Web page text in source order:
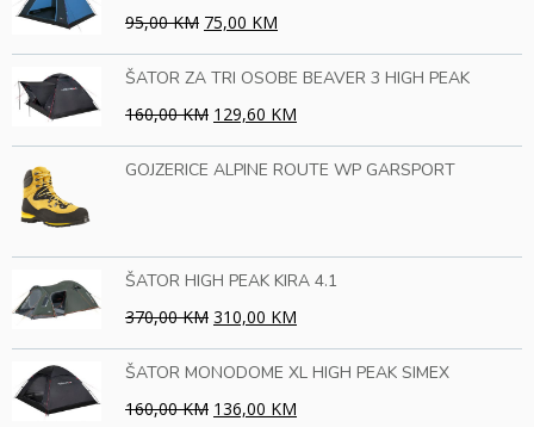
95,00 KM 75,00 KM
ŠATOR ZA TRI OSOBE BEAVER 3 HIGH PEAK
160,00 KM 129,60 KM
GOJZERICE ALPINE ROUTE WP GARSPORT
ŠATOR HIGH PEAK KIRA 4.1
370,00 KM 310,00 KM
ŠATOR MONODOME XL HIGH PEAK SIMEX
160,00 KM 136,00 KM